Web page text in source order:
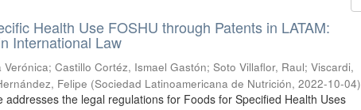
Health Use FOSHU through Patents in LATAM:
International Law
Verónica;Castillo Cortéz, Ismael Gastón;Soto Villaflor, Raul;Viscardi,
Felipe (Sociedad Latinoamericana de Nutrición,2022-10-04)
addresses the legal regulations for Foods for Specified Health Uses